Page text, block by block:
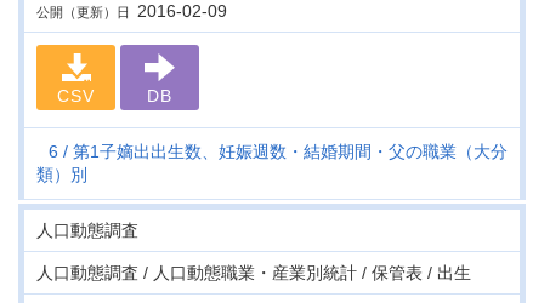
公開（更新）日 2016-02-09
CSV DB
6
第1子嫡出出生数、妊娠週数・結婚期間・父の職業（大分
類）別
人口動態調査
人口動態調査 / 人口動態職業・産業別統計 / 保管表 / 出生